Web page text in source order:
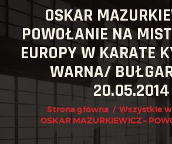
OSKAR
POWOŁANIE NA
EUROPY W KARATE
WARNA/
20.05.2014
Strona główna Wszystkie
OSKAR MAZURKIEWICZ –
AKTUALNOŚCI
O KLUBIE
KARATE KYOKUSHIN
JOGA
KALENDARZ IMPREZ
GRAFIK